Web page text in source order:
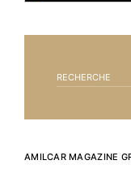
AMILCAR MAGAZINE